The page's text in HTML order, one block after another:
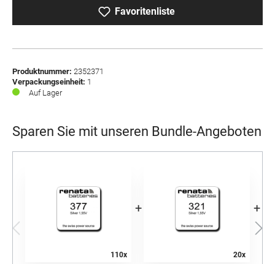
Favoritenliste
Produktnummer: 2352371
Verpackungseinheit: 1
Auf Lager
Sparen Sie mit unseren Bundle-Angeboten
+
110x
+
20x